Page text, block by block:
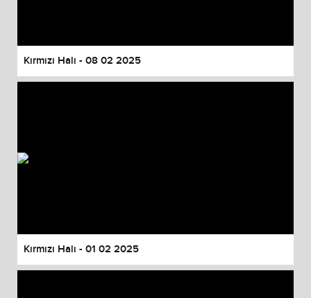
Kırmızı Halı - 08 02 2025
Kırmızı Halı - 01 02 2025